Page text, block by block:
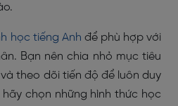
học tiếng Anh để phù hợp với
Bạn nên chia nhỏ mục tiêu
theo dõi tiến độ để luôn duy
chọn những hình thức học